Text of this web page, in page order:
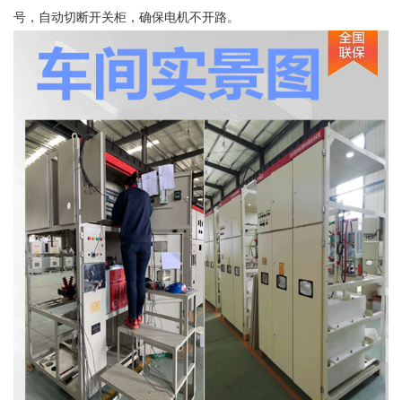
号，自动切断开关柜，确保电机不开路。